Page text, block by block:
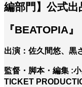
編部門】公式出
『BEATOPIA』
出演：佐久間悠、黒
監督・脚本・編集 :
TICKET